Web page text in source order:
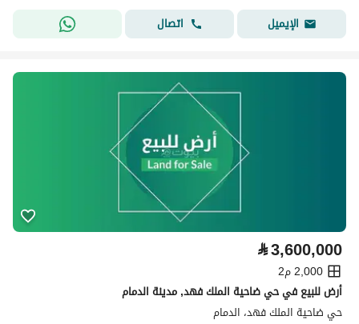
الإيميل
اتصال
⃁3,600,000
2,000 م2
أرض للبيع في حي ضاحية الملك فهد, مدينة الدمام
حي ضاحية الملك فهد، الدمام